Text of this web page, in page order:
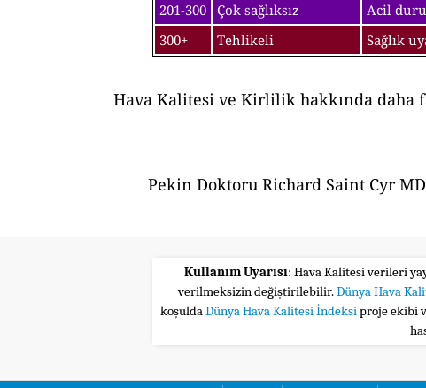
201-300 Çok sağlıksız
Acil
300+
Tehlikeli Sağlık
Hava Kalitesi ve Kirlilik hakkında daha
Pekin Doktoru Richard Saint Cyr
Kullanım Uyarısı: Hava Kalitesi verileri
verilmeksizin değiştirilebilir.Dünya Hava
koşuldaDünya Hava Kalitesi İndeksiproje ekibi